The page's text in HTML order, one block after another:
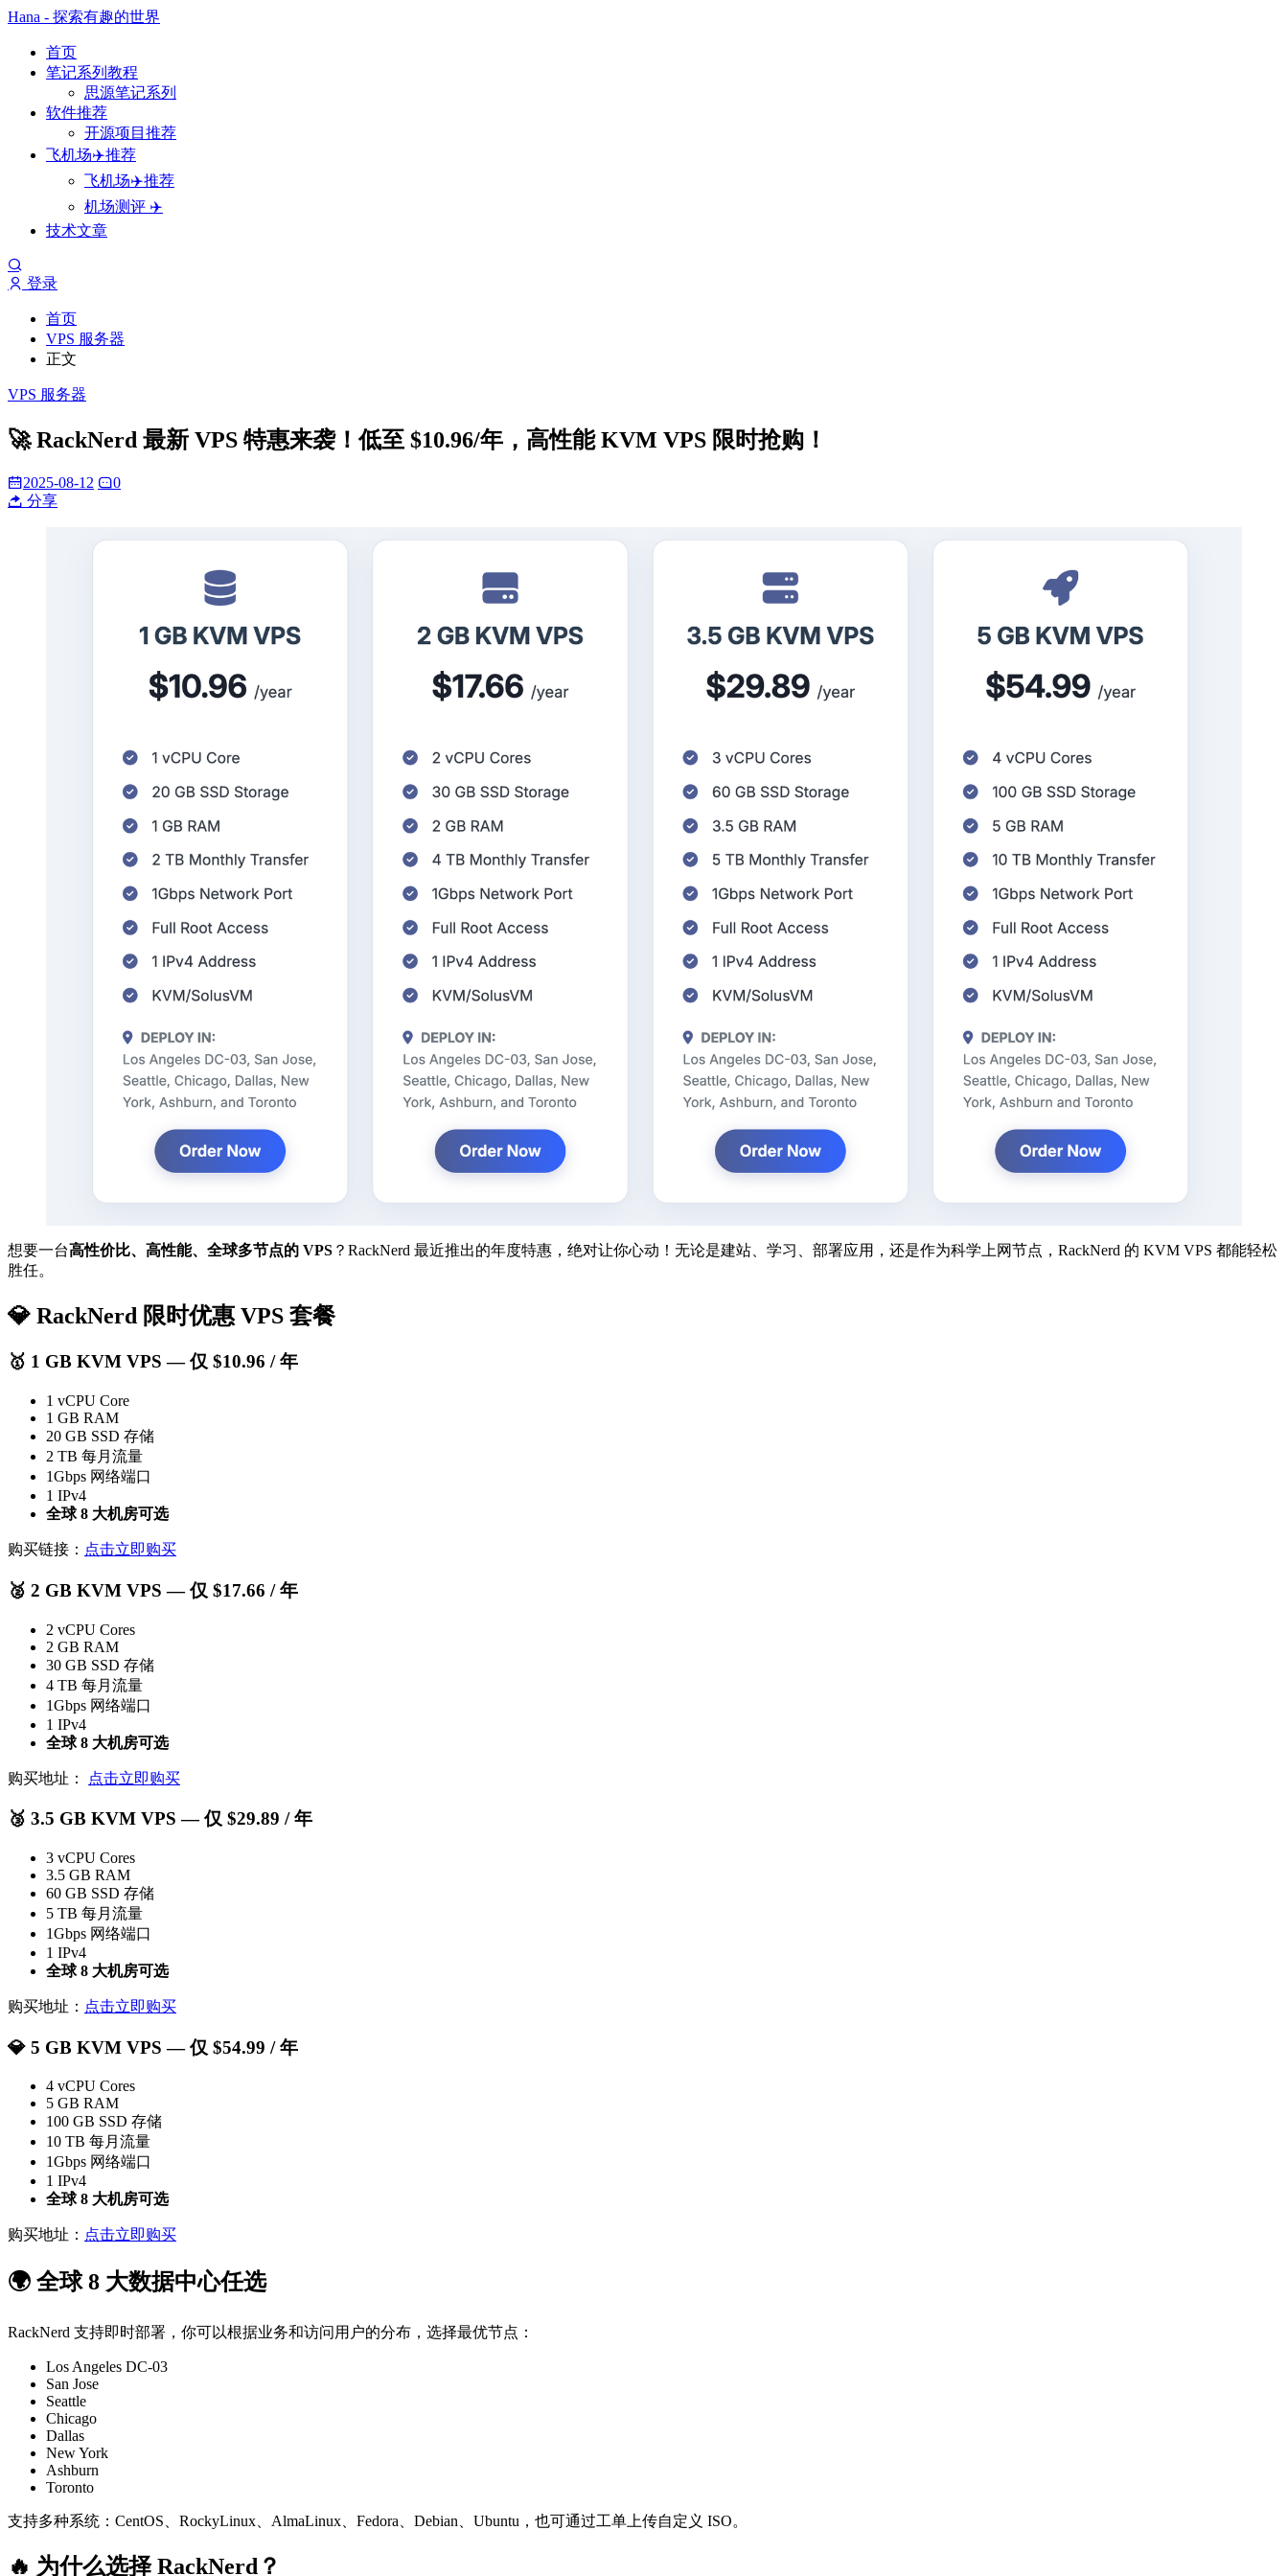
Hana - 探索有趣的世界
首页
笔记系列教程
思源笔记系列
软件推荐
开源项目推荐
飞机场✈️推荐
飞机场✈️推荐
机场测评 ✈️
技术文章
登录
首页
VPS 服务器
正文
VPS 服务器
🚀 RackNerd 最新 VPS 特惠来袭！低至 $10.96/年，高性能 KVM VPS 限时抢购！
2025-08-12
0
分享
想要一台高性价比、高性能、全球多节点的 VPS ？RackNerd 最近推出的年度特惠，绝对让你心动！无论是建站、学习、部署应用，还是作为科学上网节点，RackNerd 的 KVM VPS 都能轻松
胜任。
💎 RackNerd 限时优惠 VPS 套餐
🥇 1 GB KVM VPS — 仅 $10.96 / 年
1 vCPU Core
1 GB RAM
20 GB SSD 存储
2 TB 每月流量
1Gbps 网络端口
1 IPv4
全球 8 大机房可选
购买链接： 点击立即购买
🥈 2 GB KVM VPS — 仅 $17.66 / 年
2 vCPU Cores
2 GB RAM
30 GB SSD 存储
4 TB 每月流量
1Gbps 网络端口
1 IPv4
全球 8 大机房可选
购买地址： 点击立即购买
🥉 3.5 GB KVM VPS — 仅 $29.89 / 年
3 vCPU Cores
3.5 GB RAM
60 GB SSD 存储
5 TB 每月流量
1Gbps 网络端口
1 IPv4
全球 8 大机房可选
购买地址： 点击立即购买
💎 5 GB KVM VPS — 仅 $54.99 / 年
4 vCPU Cores
5 GB RAM
100 GB SSD 存储
10 TB 每月流量
1Gbps 网络端口
1 IPv4
全球 8 大机房可选
购买地址： 点击立即购买
🌍 全球 8 大数据中心任选
RackNerd 支持即时部署，你可以根据业务和访问用户的分布，选择最优节点：
Los Angeles DC-03
San Jose
Seattle
Chicago
Dallas
New York
Ashburn
Toronto
支持多种系统：CentOS、RockyLinux、AlmaLinux、Fedora、Debian、Ubuntu，也可通过工单上传自定义 ISO。
🔥 为什么选择 RackNerd？